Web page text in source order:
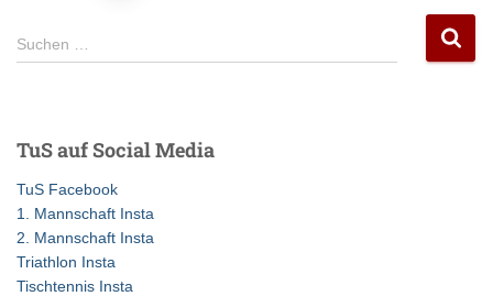
der
S
u
n
n
a
c
h
:
Suchen …
TuS auf Social Media
TuS Facebook
1. Mannschaft Insta
2. Mannschaft Insta
Triathlon Insta
Tischtennis Insta